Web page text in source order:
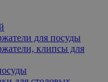
для посуды
клипсы для